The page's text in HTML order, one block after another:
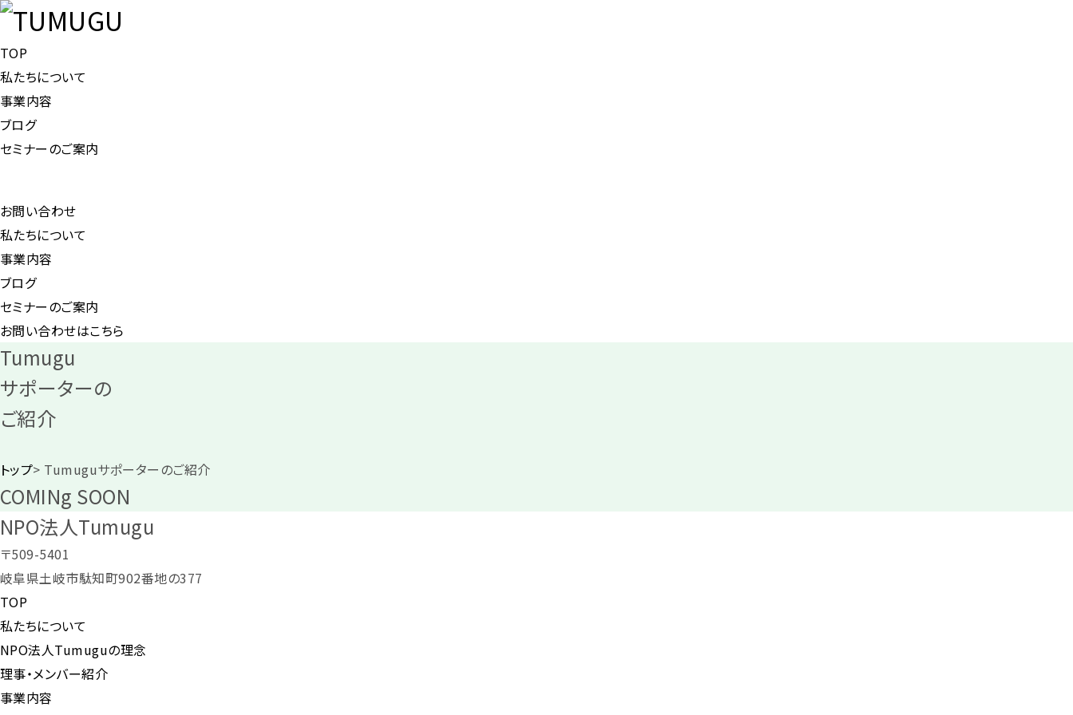
TOP
私たちについて
事業内容
ブログ
セミナーのご案内
お問い合わせ
私たちについて
事業内容
ブログ
セミナーのご案内
お問い合わせはこちら
Tumugu
サポーターの
ご紹介
トップ> Tumuguサポーターのご紹介
COMINg SOON
NPO法人Tumugu
〒509-5401
岐阜県土岐市駄知町902番地の377
TOP
私たちについて
NPO法人Tumuguの理念
理事・メンバー紹介
事業内容